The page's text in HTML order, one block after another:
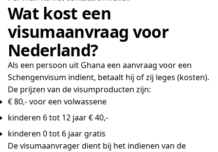
Wat kost een
visumaanvraag voor
Nederland?
Als een persoon uit Ghana een aanvraag voor een
Schengenvisum indient, betaalt hij of zij leges (kosten).
De prijzen van de visumproducten zijn:
€ 80,- voor een volwassene
kinderen 6 tot 12 jaar € 40,-
kinderen 0 tot 6 jaar gratis
De visumaanvrager dient bij het indienen van de